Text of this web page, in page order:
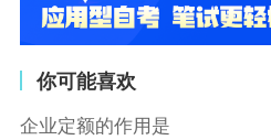
你可能喜欢
企业定额的作用是